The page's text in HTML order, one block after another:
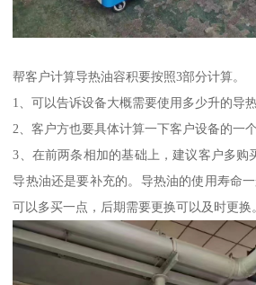
帮客户计算导热油容积要按照3部分计算。
1、可以告诉设备大概需要使用多少升的导热
2、客户方也要具体计算一下客户设备的一
3、在前两条相加的基础上，建议客户多购
导热油还是要补充的。导热油的使用寿命
可以多买一点，后期需要更换可以及时更换